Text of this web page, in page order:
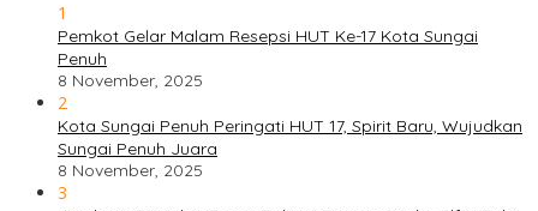
1
Pemkot Gelar Malam Resepsi HUT Ke-17 Kota Sungai
Penuh
8 November, 2025
2
Kota Sungai Penuh Peringati HUT 17, Spirit Baru, Wujudkan
Sungai Penuh Juara
8 November, 2025
3